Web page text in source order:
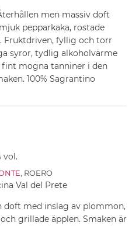
men massiv doft
pepparkaka, rostade
Fruktdriven, fyllig och torr
syror, tydlig alkoholvärme
mogna tanniner i den
100% Sagrantino
vol.
, ROERO
Val del Prete
doft med inslag av plommon,
grillade äpplen. Smaken är